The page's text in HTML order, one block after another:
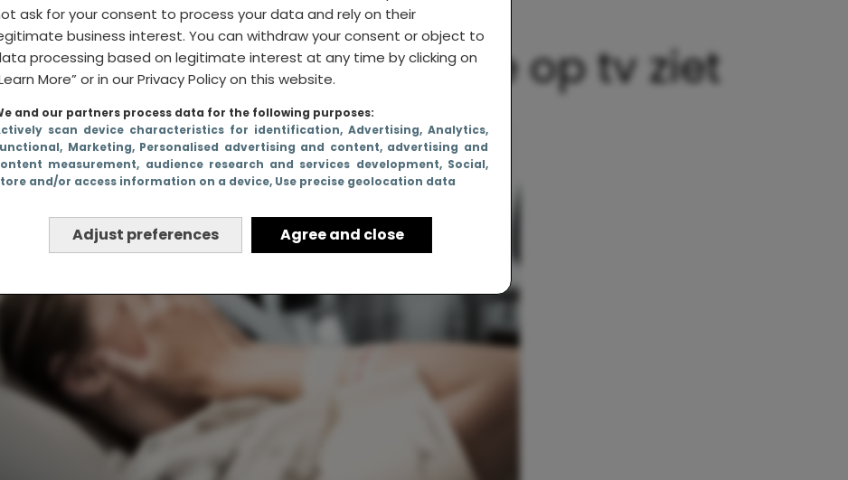
ask for your consent to process your data and rely on their
business interest. You can withdraw your consent or object to
processing based on legitimate interest at any time by clicking on
More” or in our Privacy Policy on this website.
and our partners process data for the following purposes:
scan device characteristics for identification, Advertising, Analytics,
, Marketing, Personalised advertising and content, advertising and
measurement, audience research and services development, Social,
and/or access information on a device, Use precise geolocation data
Adjust preferences Agree and close
niet lijkt op wat je op tv ziet